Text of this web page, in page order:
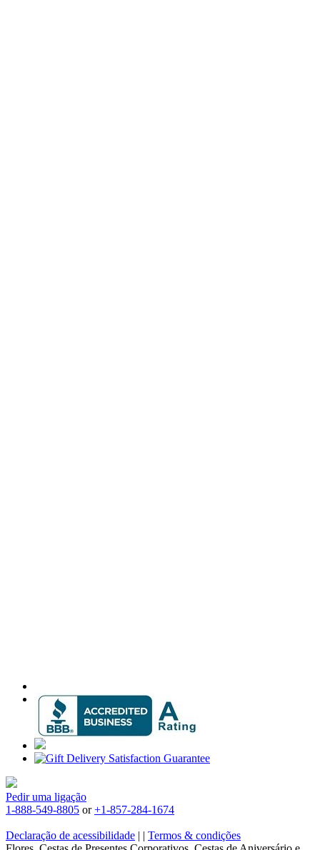
Pedir uma ligação
1-888-549-8805 or+1-857-284-1674
Declaração de acessibilidade | | Termos & condições